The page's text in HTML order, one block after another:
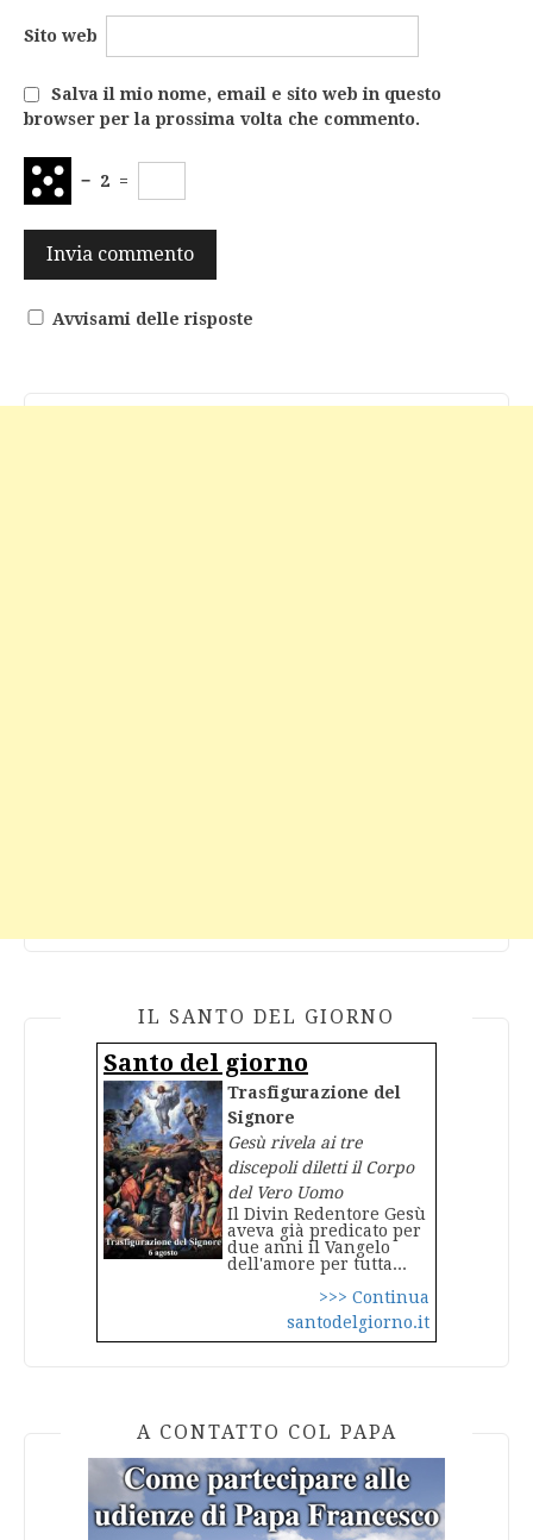
Sito web
Salva il mio nome, email e sito web in questo
browser per la prossima volta che commento.
− 2 =
Avvisami delle risposte
IL SANTO DEL GIORNO
Santo del giorno
Trasfigurazione del
Signore
Gesù rivela ai tre
discepoli diletti il Corpo
del Vero Uomo
Il Divin Redentore Gesù
aveva già predicato per
due anni il Vangelo
dell'amore per tutta...
>>> Continua
santodelgiorno.it
A CONTATTO COL PAPA